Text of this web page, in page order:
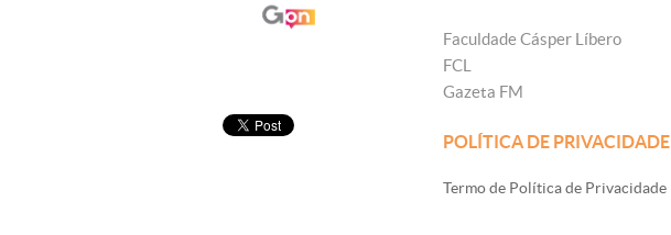
Faculdade Cásper Líbero
FCL
Gazeta FM
POLÍTICA DE PRIVACIDADE
Termo de Política de Privacidade